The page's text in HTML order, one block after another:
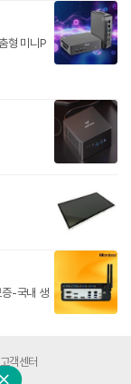
형 미니P
-국내 생
고객센터